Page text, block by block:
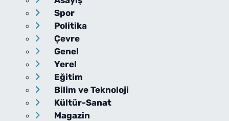
Spor
Politika
Çevre
Genel
Yerel
Eğitim
Bilim ve Teknoloji
Kültür-Sanat
Magazin